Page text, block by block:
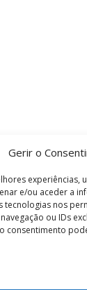
Gerir o
experiências,
e/ou aceder a
tecnologias nos
ou IDs
consentimento